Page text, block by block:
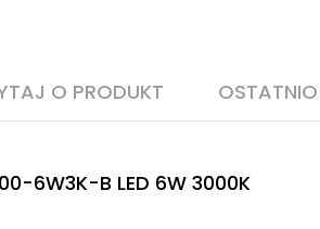
O PRODUKT
6W3K-B LED 6W 3000K